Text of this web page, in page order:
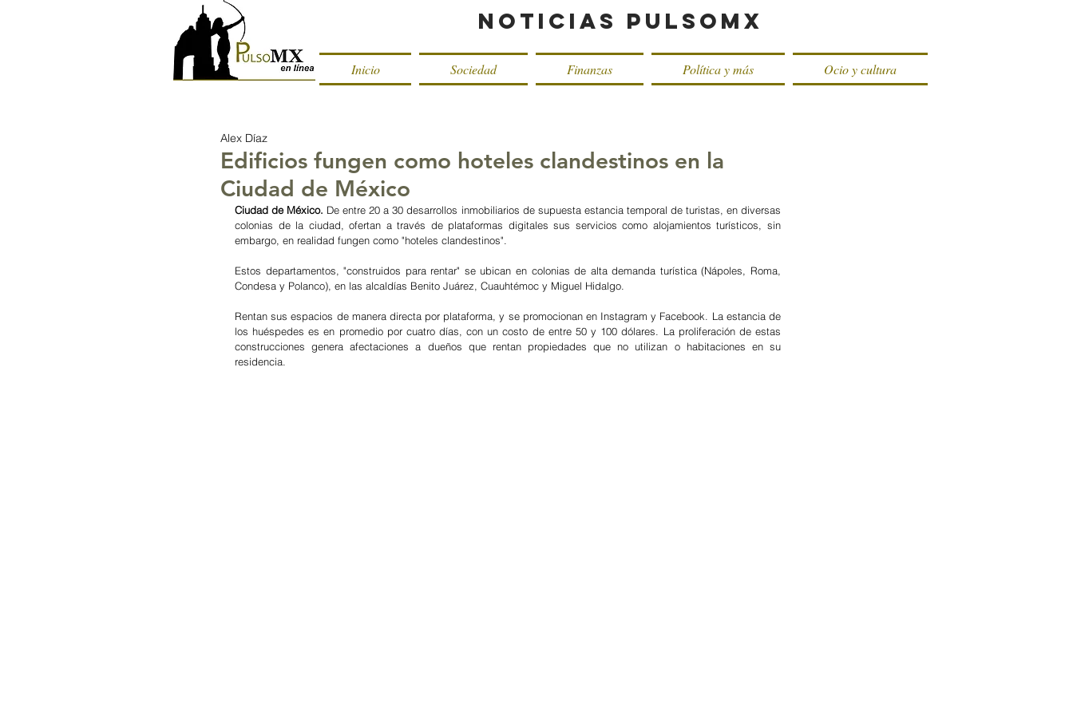
Noticias PulsoMX
Inicio Sociedad Finanzas Política y más Ocio y cultura
Edificios fungen como hoteles clandestinos en la
Ciudad de México
Alex Díaz
Ciudad de México. De entre 20 a 30 desarrollos inmobiliarios de supuesta estancia temporal de turistas, en diversas
colonias de la ciudad, ofertan a través de plataformas digitales sus servicios como alojamientos turísticos, sin
embargo, en realidad fungen como "hoteles clandestinos".
Estos departamentos, "construidos para rentar" se ubican en colonias de alta demanda turística (Nápoles, Roma,
Condesa y Polanco), en las alcaldías Benito Juárez, Cuauhtémoc y Miguel Hidalgo.
Rentan sus espacios de manera directa por plataforma, y se promocionan en Instagram y Facebook. La estancia de
los huéspedes es en promedio por cuatro días, con un costo de entre 50 y 100 dólares. La proliferación de estas
construcciones genera afectaciones a dueños que rentan propiedades que no utilizan o habitaciones en su
residencia.